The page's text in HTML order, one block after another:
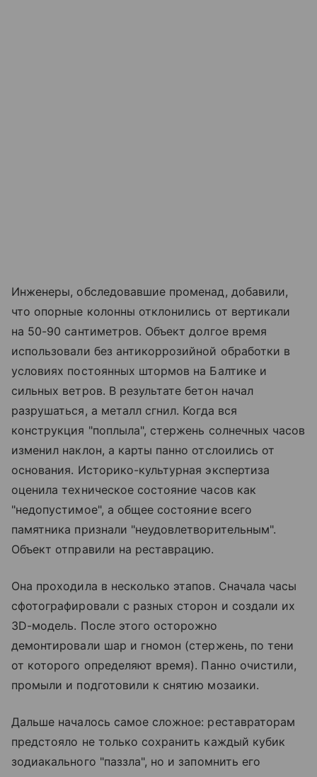
Инженеры, обследовавшие променад, добавили,
что опорные колонны отклонились от вертикали
на 50-90 сантиметров. Объект долгое время
использовали без антикоррозийной обработки в
условиях постоянных штормов на Балтике и
сильных ветров. В результате бетон начал
разрушаться, а металл сгнил. Когда вся
конструкция "поплыла", стержень солнечных часов
изменил наклон, а карты панно отслоились от
основания. Историко-культурная экспертиза
оценила техническое состояние часов как
"недопустимое", а общее состояние всего
памятника признали "неудовлетворительным".
Объект отправили на реставрацию.
Она проходила в несколько этапов. Сначала часы
сфотографировали с разных сторон и создали их
3D-модель. После этого осторожно
демонтировали шар и гномон (стержень, по тени
от которого определяют время). Панно очистили,
промыли и подготовили к снятию мозаики.
Дальше началось самое сложное: реставраторам
предстояло не только сохранить каждый кубик
зодиакального "паззла", но и запомнить его